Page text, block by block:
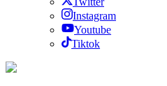
Instagram
Youtube
Tiktok